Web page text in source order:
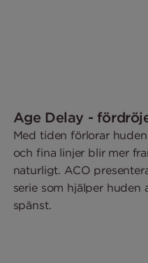
Age Delay -
Med tiden förlorar
och fina linjer blir mer
naturligt. ACO
serie som hjälper huden
spänst.